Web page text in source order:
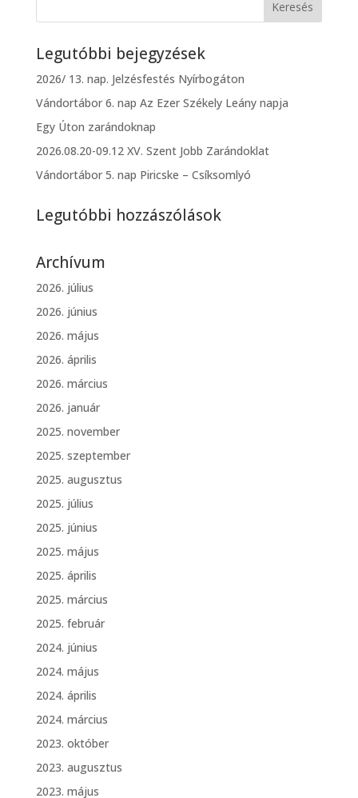
Legutóbbi bejegyzések
2026/ 13. nap. Jelzésfestés Nyírbogáton
Vándortábor 6. nap Az Ezer Székely Leány napja
Egy Úton zarándoknap
2026.08.20-09.12 XV. Szent Jobb Zarándoklat
Vándortábor 5. nap Piricske – Csíksomlyó
Legutóbbi hozzászólások
Archívum
2026. július
2026. június
2026. május
2026. április
2026. március
2026. január
2025. november
2025. szeptember
2025. augusztus
2025. július
2025. június
2025. május
2025. április
2025. március
2025. február
2024. június
2024. május
2024. április
2024. március
2023. október
2023. augusztus
2023. május